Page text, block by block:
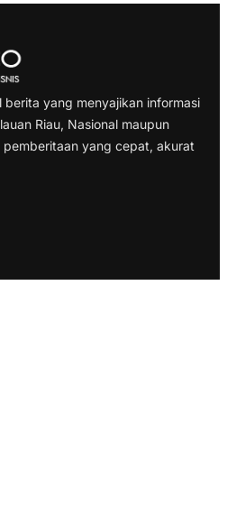
yang menyajikan informasi
Riau, Nasional maupun
yang cepat, akurat